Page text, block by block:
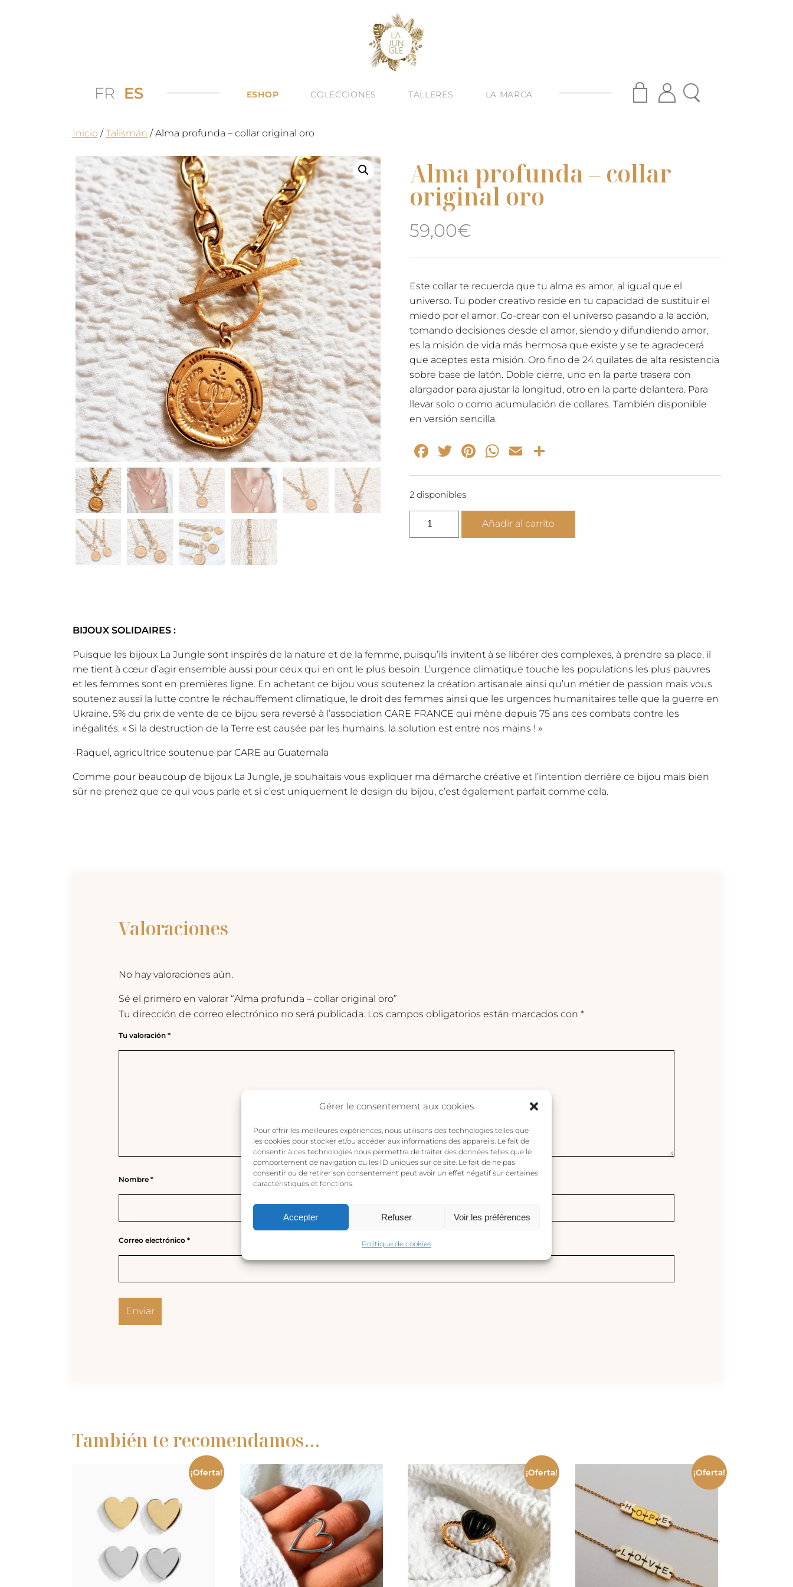
Gérer le consentement aux cookies
Pour offrir les meilleures expériences, nous utilisons des technologies telles que
les cookies pour stocker et/ou accéder aux informations des appareils. Le fait de
consentir à ces technologies nous permettra de traiter des données telles que le
comportement de navigation ou les ID uniques sur ce site. Le fait de ne pas
consentir ou de retirer son consentement peut avoir un effet négatif sur certaines
caractéristiques et fonctions.
Accepter Refuser Voir les préférences
Politique de cookies
FR ES ESHOP COLECCIONES TALLERES LA MARCA
Inicio /Talismán / Alma profunda – collar original oro
Alma profunda – collar
original oro
59,00€
Este collar te recuerda que tu alma es amor, al igual que el
universo. Tu poder creativo reside en tu capacidad de sustituir el
miedo por el amor. Co-crear con el universo pasando a la acción,
tomando decisiones desde el amor, siendo y difundiendo amor,
es la misión de vida más hermosa que existe y se te agradecerá
que aceptes esta misión. Oro fino de 24 quilates de alta resistencia
sobre base de latón. Doble cierre, uno en la parte trasera con
alargador para ajustar la longitud, otro en la parte delantera. Para
llevar solo o como acumulación de collares. También disponible
en versión sencilla.
Facebook
Twitter
Pinterest
WhatsApp
Email
2 disponibles
Añadir al carrito
BIJOUX SOLIDAIRES :
Puisque les bijoux La Jungle sont inspirés de la nature et de la femme, puisqu’ils invitent à se libérer des complexes, à prendre sa place, il
me tient à cœur d’agir ensemble aussi pour ceux qui en ont le plus besoin. L’urgence climatique touche les populations les plus pauvres
et les femmes sont en premières ligne. En achetant ce bijou vous soutenez la création artisanale ainsi qu’un métier de passion mais vous
soutenez aussi la lutte contre le réchauffement climatique, le droit des femmes ainsi que les urgences humanitaires telle que la guerre en
Ukraine. 5% du prix de vente de ce bijou sera reversé à l’association CARE FRANCE qui mène depuis 75 ans ces combats contre les
inégalités. « Si la destruction de la Terre est causée par les humains, la solution est entre nos mains ! »
-Raquel, agricultrice soutenue par CARE au Guatemala
Comme pour beaucoup de bijoux La Jungle, je souhaitais vous expliquer ma démarche créative et l’intention derrière ce bijou mais bien
sûr ne prenez que ce qui vous parle et si c’est uniquement le design du bijou, c’est également parfait comme cela.
Valoraciones
No hay valoraciones aún.
Sé el primero en valorar “Alma profunda – collar original oro”
Tu dirección de correo electrónico no será publicada. Los campos obligatorios están marcados con *
Tu valoración *
Nombre *
Correo electrónico *
También te recomendamos…
¡Oferta! ¡Oferta! ¡Oferta!